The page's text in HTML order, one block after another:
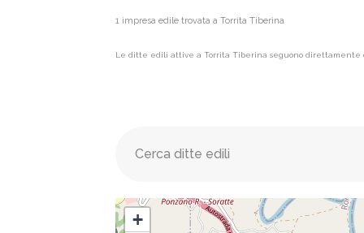
1 impresa edile trovata a Torrita Tiberina
Le ditte edili attive a Torrita Tiberina seguono direttamente
Elenco imprese edili {label}
+